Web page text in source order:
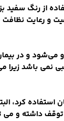
از رنگ سفید
و رعایت نظافت
میشود و در
نمی باشد زیرا
استفاده کرد،
داشته و می